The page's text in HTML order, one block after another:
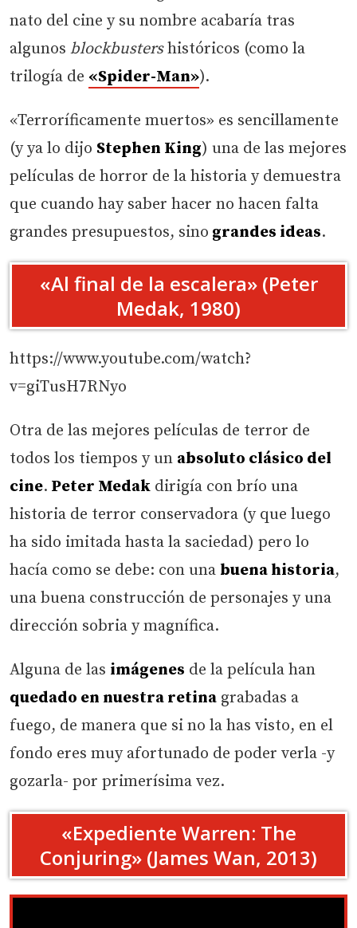
nato del cine y su nombre acabaría tras
algunos blockbustershistóricos (como la
trilogía de «Spider-Man»).
«Terroríficamente muertos» es sencillamente
(y ya lo dijo Stephen King) una de las mejores
películas de horror de la historia y demuestra
que cuando hay saber hacer no hacen falta
grandes presupuestos, sino grandes ideas.
«Al final de la escalera» (Peter
Medak, 1980)
https://www.youtube.com/watch?
v=giTusH7RNyo
Otra de las mejores películas de terror de
todos los tiempos y un absoluto clásico del
cine. Peter Medak dirigía con brío una
historia de terror conservadora (y que luego
ha sido imitada hasta la saciedad) pero lo
hacía como se debe: con una buena historia,
una buena construcción de personajes y una
dirección sobria y magnífica.
Alguna de las imágenes de la película han
quedado en nuestra retina grabadas a
fuego, de manera que si no la has visto, en el
fondo eres muy afortunado de poder verla -y
gozarla- por primerísima vez.
«Expediente Warren: The
Conjuring» (James Wan, 2013)